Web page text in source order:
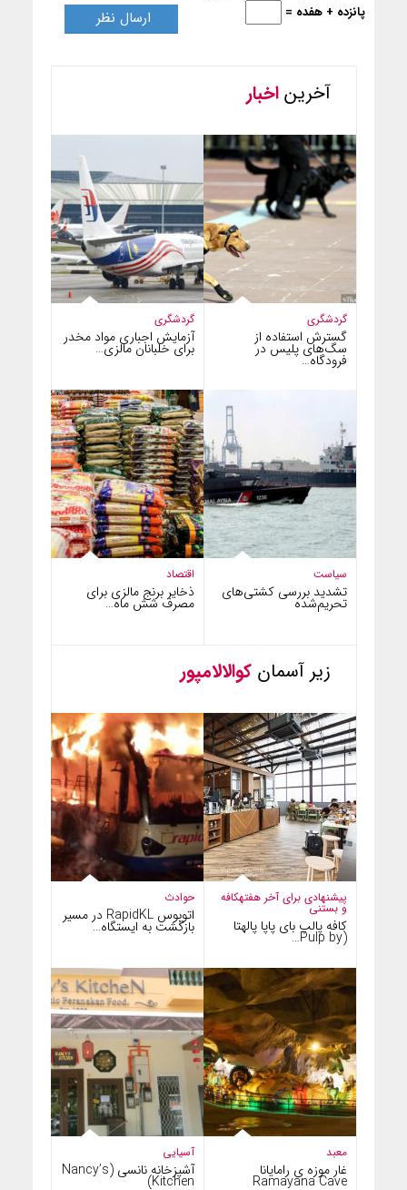
پانزده + هفده =
آخریناخبار
گردشگری
آزمایش اجباری مواد مخدر
برای خلبانان مالزی…
گردشگری
گسترش استفاده از
سگ‌های پلیس در
فرودگاه…
اقتصاد
ذخایر برنج مالزی برای
مصرف شش ماه…
سیاست
تشدید بررسی کشتی‌های
تحریم‌شده
زیر آسمان کوالالامپور
حوادث
اتوبوس RapidKL در مسیر
بازگشت به ایستگاه…
پیشنهادی برای آخر هفتهکافه
و بستنی
کافه پالپ بای پاپا پالهتا
(Pulp by…
آسیایی
آشپزخانه نانسی (Nancy’s
Kitchen)
معبد
غار موزه ی رامایانا
Ramayana Cave